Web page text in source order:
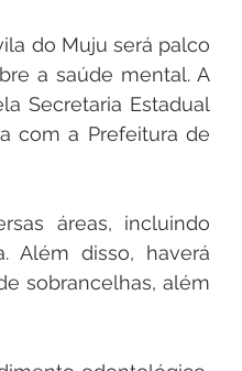
Aniv. do Município
do Muju será palco
a saúde mental. A
Secretaria Estadual
com a Prefeitura de
áreas, incluindo
Além disso, haverá
sobrancelhas, além